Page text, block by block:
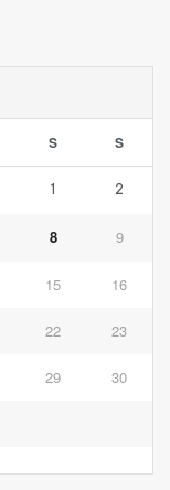
S S
1 2
8 9
15 16
22 23
29 30